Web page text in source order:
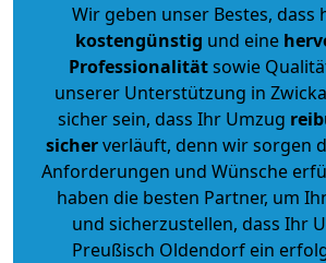
Wir geben unser Bestes, dass
kostengünstig und eine
Professionalitätsowie
unserer Unterstützung in
sicher sein, dass Ihr Umzug
sicherverläuft, denn wir sorgen
Anforderungen und Wünsche
haben die besten Partner, um
und sicherzustellen, dass Ihr
Preußisch Oldendorf ein